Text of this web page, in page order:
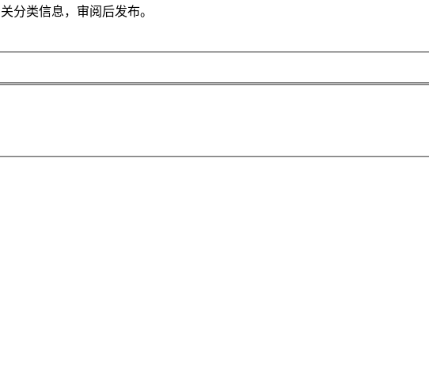
分类信息，审阅后发布。